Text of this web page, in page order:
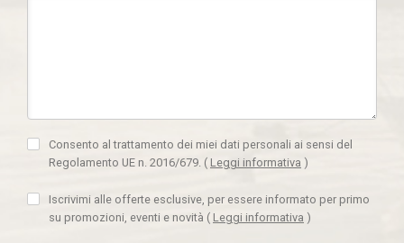
Consento al trattamento dei miei dati personali ai sensi del
Regolamento UE n. 2016/679. ( Leggi informativa )
Iscrivimi alle offerte esclusive, per essere informato per primo
su promozioni, eventi e novità ( Leggi informativa )